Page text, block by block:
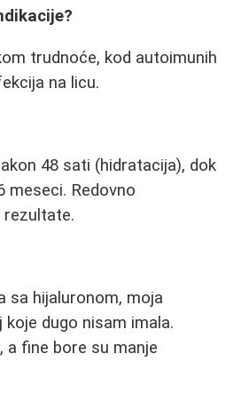
trudnoće, kod autoimunih
na licu.
48 sati (hidratacija), dok
meseci. Redovno
rezultate.
sa hijaluronom, moja
koje dugo nisam imala.
a fine bore su manje